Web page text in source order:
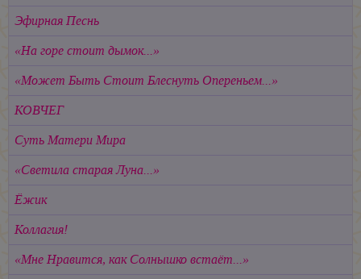
Эфирная Песнь
«На горе стоит дымок...»
«Может Быть Стоит Блеснуть Опереньем...»
КОВЧЕГ
Суть Матери Мира
«Светила старая Луна...»
Ёжик
Коллагия!
«Мне Нравится, как Солнышко встаёт...»